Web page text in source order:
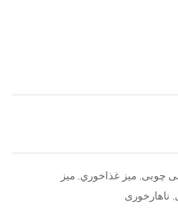
چوبی ميز غذاخوري میز
ناهارخوری